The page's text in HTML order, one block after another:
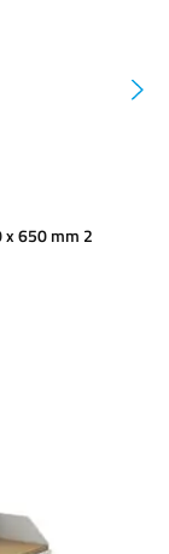
x 650 mm 2